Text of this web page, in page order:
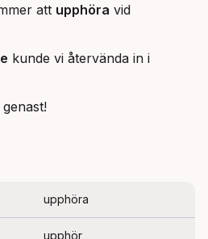
att upphöra vid
kunde vi återvända in i
upphöra
upphör